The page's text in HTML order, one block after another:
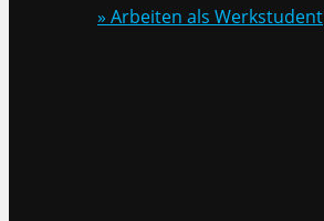
» Arbeiten als Werkstudent